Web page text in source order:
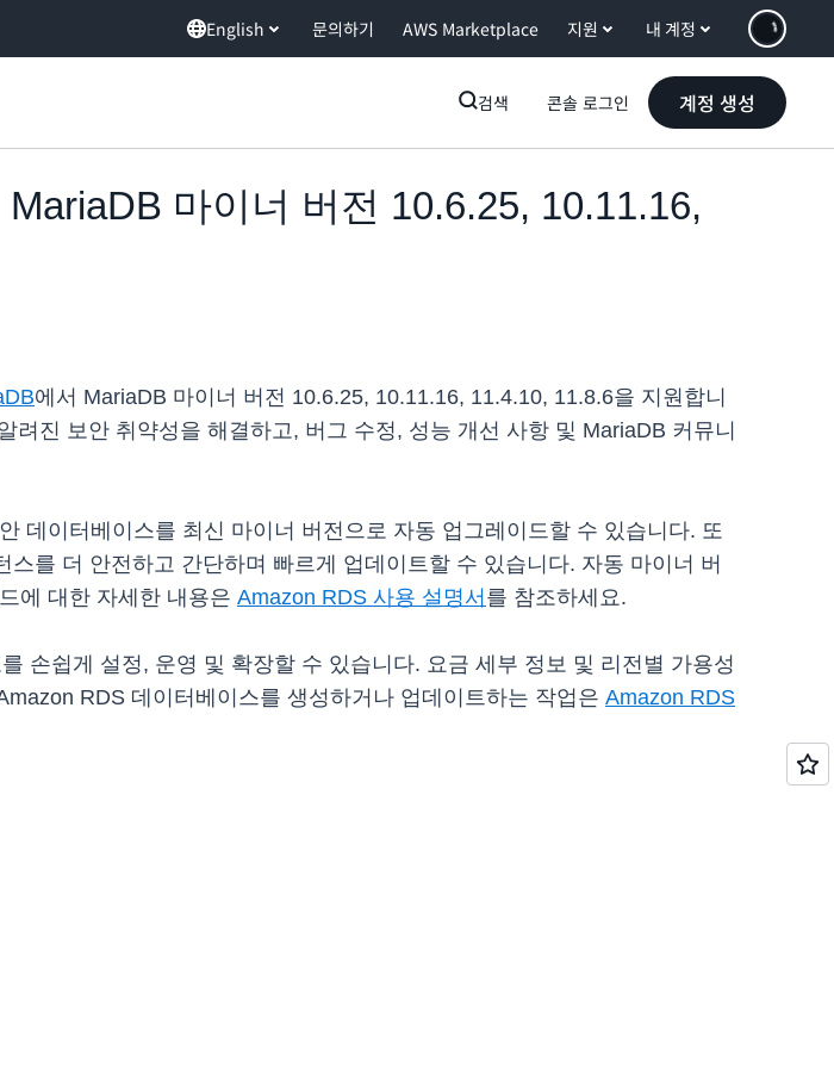
English 문의하기 AWS Marketplace 지원 내 계정
검색 콘솔 로그인 계정 생성
마이너 버전 10.6.25, 10.11.16,
에서 MariaDB 마이너 버전 10.6.25, 10.11.16, 11.4.10, 11.8.6을 지원합니
진 보안 취약성을 해결하고, 버그 수정, 성능 개선 사항 및 MariaDB 커뮤니
데이터베이스를 최신 마이너 버전으로 자동 업그레이드할 수 있습니다. 또
스를 더 안전하고 간단하며 빠르게 업데이트할 수 있습니다. 자동 마이너 버
에 대한 자세한 내용은 Amazon RDS 사용 설명서 를 참조하세요.
손쉽게 설정, 운영 및 확장할 수 있습니다. 요금 세부 정보 및 리전별 가용성
RDS 데이터베이스를 생성하거나 업데이트하는 작업은 Amazon RDS